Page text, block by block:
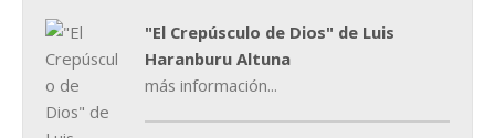
"El Crepúsculo de Dios" de Luis
Haranburu Altuna
más información...